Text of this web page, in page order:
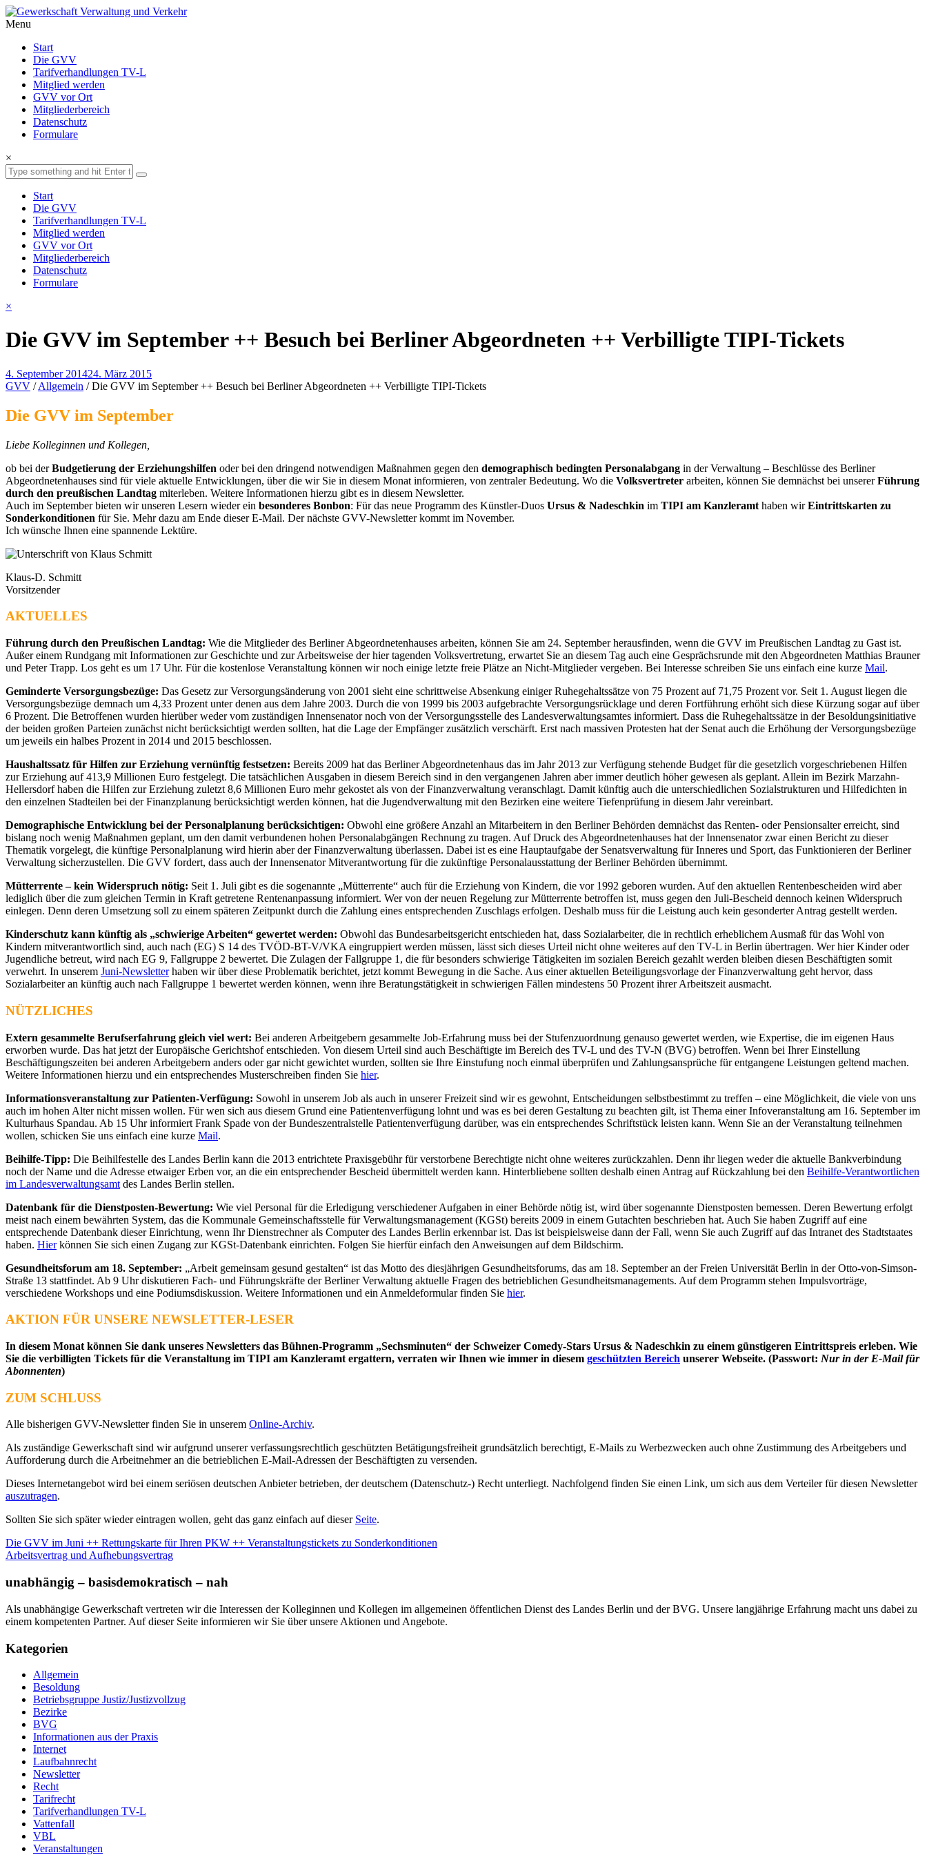
Menu
Start
Die GVV
Tarifverhandlungen TV-L
Mitglied werden
GVV vor Ort
Mitgliederbereich
Datenschutz
Formulare
×
Start
Die GVV
Tarifverhandlungen TV-L
Mitglied werden
GVV vor Ort
Mitgliederbereich
Datenschutz
Formulare
×
Die GVV im September ++ Besuch bei Berliner Abgeordneten ++ Verbilligte TIPI-Tickets
4. September 201424. März 2015
GVV /Allgemein /Die GVV im September ++ Besuch bei Berliner Abgeordneten ++ Verbilligte TIPI-Tickets
Die GVV im September
Liebe Kolleginnen und Kollegen,
ob bei derBudgetierung der Erziehungshilfen oder bei den dringend notwendigen Maßnahmen gegen den demographisch bedingten Personalabgang in der Verwaltung – Beschlüsse des Berliner
Abgeordnetenhauses sind für viele aktuelle Entwicklungen, über die wir Sie in diesem Monat informieren, von zentraler Bedeutung. Wo die Volksvertreter arbeiten, können Sie demnächst bei unsererFührung
durch den preußischen Landtag miterleben. Weitere Informationen hierzu gibt es in diesem Newsletter.
Auch im September bieten wir unseren Lesern wieder ein besonderes Bonbon: Für das neue Programm des Künstler-Duos Ursus & Nadeschkin im TIPI am Kanzleramt haben wirEintrittskarten zu
Sonderkonditionen für Sie. Mehr dazu am Ende dieser E-Mail. Der nächste GVV-Newsletter kommt im November.
Ich wünsche Ihnen eine spannende Lektüre.
Klaus-D. Schmitt
Vorsitzender
AKTUELLES
Führung durch den Preußischen Landtag: Wie die Mitglieder des Berliner Abgeordnetenhauses arbeiten, können Sie am 24. September herausfinden, wenn die GVV im Preußischen Landtag zu Gast ist.
Außer einem Rundgang mit Informationen zur Geschichte und zur Arbeitsweise der hier tagenden Volksvertretung, erwartet Sie an diesem Tag auch eine Gesprächsrunde mit den Abgeordneten Matthias Brauner
und Peter Trapp. Los geht es um 17 Uhr. Für die kostenlose Veranstaltung können wir noch einige letzte freie Plätze an Nicht-Mitglieder vergeben. Bei Interesse schreiben Sie uns einfach eine kurze Mail.
Geminderte Versorgungsbezüge: Das Gesetz zur Versorgungsänderung von 2001 sieht eine schrittweise Absenkung einiger Ruhegehaltssätze von 75 Prozent auf 71,75 Prozent vor. Seit 1. August liegen die
Versorgungsbezüge demnach um 4,33 Prozent unter denen aus dem Jahre 2003. Durch die von 1999 bis 2003 aufgebrachte Versorgungsrücklage und deren Fortführung erhöht sich diese Kürzung sogar auf über
6 Prozent. Die Betroffenen wurden hierüber weder vom zuständigen Innensenator noch von der Versorgungsstelle des Landesverwaltungsamtes informiert. Dass die Ruhegehaltssätze in der Besoldungsinitiative
der beiden großen Parteien zunächst nicht berücksichtigt werden sollten, hat die Lage der Empfänger zusätzlich verschärft. Erst nach massiven Protesten hat der Senat auch die Erhöhung der Versorgungsbezüge
um jeweils ein halbes Prozent in 2014 und 2015 beschlossen.
Haushaltssatz für Hilfen zur Erziehung vernünftig festsetzen: Bereits 2009 hat das Berliner Abgeordnetenhaus das im Jahr 2013 zur Verfügung stehende Budget für die gesetzlich vorgeschriebenen Hilfen
zur Erziehung auf 413,9 Millionen Euro festgelegt. Die tatsächlichen Ausgaben in diesem Bereich sind in den vergangenen Jahren aber immer deutlich höher gewesen als geplant. Allein im Bezirk Marzahn-
Hellersdorf haben die Hilfen zur Erziehung zuletzt 8,6 Millionen Euro mehr gekostet als von der Finanzverwaltung veranschlagt. Damit künftig auch die unterschiedlichen Sozialstrukturen und Hilfedichten in
den einzelnen Stadteilen bei der Finanzplanung berücksichtigt werden können, hat die Jugendverwaltung mit den Bezirken eine weitere Tiefenprüfung in diesem Jahr vereinbart.
Demographische Entwicklung bei der Personalplanung berücksichtigen: Obwohl eine größere Anzahl an Mitarbeitern in den Berliner Behörden demnächst das Renten- oder Pensionsalter erreicht, sind
bislang noch wenig Maßnahmen geplant, um den damit verbundenen hohen Personalabgängen Rechnung zu tragen. Auf Druck des Abgeordnetenhauses hat der Innensenator zwar einen Bericht zu dieser
Thematik vorgelegt, die künftige Personalplanung wird hierin aber der Finanzverwaltung überlassen. Dabei ist es eine Hauptaufgabe der Senatsverwaltung für Inneres und Sport, das Funktionieren der Berliner
Verwaltung sicherzustellen. Die GVV fordert, dass auch der Innensenator Mitverantwortung für die zukünftige Personalausstattung der Berliner Behörden übernimmt.
Mütterrente – kein Widerspruch nötig: Seit 1. Juli gibt es die sogenannte „Mütterrente“ auch für die Erziehung von Kindern, die vor 1992 geboren wurden. Auf den aktuellen Rentenbescheiden wird aber
lediglich über die zum gleichen Termin in Kraft getretene Rentenanpassung informiert. Wer von der neuen Regelung zur Mütterrente betroffen ist, muss gegen den Juli-Bescheid dennoch keinen Widerspruch
einlegen. Denn deren Umsetzung soll zu einem späteren Zeitpunkt durch die Zahlung eines entsprechenden Zuschlags erfolgen. Deshalb muss für die Leistung auch kein gesonderter Antrag gestellt werden.
Kinderschutz kann künftig als „schwierige Arbeiten“ gewertet werden: Obwohl das Bundesarbeitsgericht entschieden hat, dass Sozialarbeiter, die in rechtlich erheblichem Ausmaß für das Wohl von
Kindern mitverantwortlich sind, auch nach (EG) S 14 des TVÖD-BT-V/VKA eingruppiert werden müssen, lässt sich dieses Urteil nicht ohne weiteres auf den TV-L in Berlin übertragen. Wer hier Kinder oder
Jugendliche betreut, wird nach EG 9, Fallgruppe 2 bewertet. Die Zulagen der Fallgruppe 1, die für besonders schwierige Tätigkeiten im sozialen Bereich gezahlt werden bleiben diesen Beschäftigten somit
verwehrt. In unserem Juni-Newsletterhaben wir über diese Problematik berichtet, jetzt kommt Bewegung in die Sache. Aus einer aktuellen Beteiligungsvorlage der Finanzverwaltung geht hervor, dass
Sozialarbeiter an künftig auch nach Fallgruppe 1 bewertet werden können, wenn ihre Beratungstätigkeit in schwierigen Fällen mindestens 50 Prozent ihrer Arbeitszeit ausmacht.
NÜTZLICHES
Extern gesammelte Berufserfahrung gleich viel wert: Bei anderen Arbeitgebern gesammelte Job-Erfahrung muss bei der Stufenzuordnung genauso gewertet werden, wie Expertise, die im eigenen Haus
erworben wurde. Das hat jetzt der Europäische Gerichtshof entschieden. Von diesem Urteil sind auch Beschäftigte im Bereich des TV-L und des TV-N (BVG) betroffen. Wenn bei Ihrer Einstellung
Beschäftigungszeiten bei anderen Arbeitgebern anders oder gar nicht gewichtet wurden, sollten sie Ihre Einstufung noch einmal überprüfen und Zahlungsansprüche für entgangene Leistungen geltend machen.
Weitere Informationen hierzu und ein entsprechendes Musterschreiben finden Sie hier.
Informationsveranstaltung zur Patienten-Verfügung: Sowohl in unserem Job als auch in unserer Freizeit sind wir es gewohnt, Entscheidungen selbstbestimmt zu treffen – eine Möglichkeit, die viele von uns
auch im hohen Alter nicht missen wollen. Für wen sich aus diesem Grund eine Patientenverfügung lohnt und was es bei deren Gestaltung zu beachten gilt, ist Thema einer Infoveranstaltung am 16. September im
Kulturhaus Spandau. Ab 15 Uhr informiert Frank Spade von der Bundeszentralstelle Patientenverfügung darüber, was ein entsprechendes Schriftstück leisten kann. Wenn Sie an der Veranstaltung teilnehmen
wollen, schicken Sie uns einfach eine kurze Mail.
Beihilfe-Tipp: Die Beihilfestelle des Landes Berlin kann die 2013 entrichtete Praxisgebühr für verstorbene Berechtigte nicht ohne weiteres zurückzahlen. Denn ihr liegen weder die aktuelle Bankverbindung
noch der Name und die Adresse etwaiger Erben vor, an die ein entsprechender Bescheid übermittelt werden kann. Hinterbliebene sollten deshalb einen Antrag auf Rückzahlung bei den Beihilfe-Verantwortlichen
im Landesverwaltungsamt des Landes Berlin stellen.
Datenbank für die Dienstposten-Bewertung: Wie viel Personal für die Erledigung verschiedener Aufgaben in einer Behörde nötig ist, wird über sogenannte Dienstposten bemessen. Deren Bewertung erfolgt
meist nach einem bewährten System, das die Kommunale Gemeinschaftsstelle für Verwaltungsmanagement (KGSt) bereits 2009 in einem Gutachten beschrieben hat. Auch Sie haben Zugriff auf eine
entsprechende Datenbank dieser Einrichtung, wenn Ihr Dienstrechner als Computer des Landes Berlin erkennbar ist. Das ist beispielsweise dann der Fall, wenn Sie auch Zugriff auf das Intranet des Stadtstaates
haben. Hierkönnen Sie sich einen Zugang zur KGSt-Datenbank einrichten. Folgen Sie hierfür einfach den Anweisungen auf dem Bildschirm.
Gesundheitsforum am 18. September: „Arbeit gemeinsam gesund gestalten“ ist das Motto des diesjährigen Gesundheitsforums, das am 18. September an der Freien Universität Berlin in der Otto-von-Simson-
Straße 13 stattfindet. Ab 9 Uhr diskutieren Fach- und Führungskräfte der Berliner Verwaltung aktuelle Fragen des betrieblichen Gesundheitsmanagements. Auf dem Programm stehen Impulsvorträge,
verschiedene Workshops und eine Podiumsdiskussion. Weitere Informationen und ein Anmeldeformular finden Sie hier.
AKTION FÜR UNSERE NEWSLETTER-LESER
In diesem Monat können Sie dank unseres Newsletters das Bühnen-Programm „Sechsminuten“ der Schweizer Comedy-Stars Ursus & Nadeschkin zu einem günstigeren Eintrittspreis erleben. Wie
Sie die verbilligten Tickets für die Veranstaltung im TIPI am Kanzleramt ergattern, verraten wir Ihnen wie immer in diesem geschützten Bereich unserer Webseite. (Passwort: Nur in der E-Mail für
Abonnenten)
ZUM SCHLUSS
Alle bisherigen GVV-Newsletter finden Sie in unserem Online-Archiv.
Als zuständige Gewerkschaft sind wir aufgrund unserer verfassungsrechtlich geschützten Betätigungsfreiheit grundsätzlich berechtigt, E-Mails zu Werbezwecken auch ohne Zustimmung des Arbeitgebers und
Aufforderung durch die Arbeitnehmer an die betrieblichen E-Mail-Adressen der Beschäftigten zu versenden.
Dieses Internetangebot wird bei einem seriösen deutschen Anbieter betrieben, der deutschem (Datenschutz-) Recht unterliegt. Nachfolgend finden Sie einen Link, um sich aus dem Verteiler für diesen Newsletter
auszutragen.
Sollten Sie sich später wieder eintragen wollen, geht das ganz einfach auf dieser Seite.
Beitragsnavigation
Die GVV im Juni ++ Rettungskarte für Ihren PKW ++ Veranstaltungstickets zu Sonderkonditionen
Arbeitsvertrag und Aufhebungsvertrag
unabhängig – basisdemokratisch – nah
Als unabhängige Gewerkschaft vertreten wir die Interessen der Kolleginnen und Kollegen im allgemeinen öffentlichen Dienst des Landes Berlin und der BVG. Unsere langjährige Erfahrung macht uns dabei zu
einem kompetenten Partner. Auf dieser Seite informieren wir Sie über unsere Aktionen und Angebote.
Kategorien
Allgemein
Besoldung
Betriebsgruppe Justiz/Justizvollzug
Bezirke
BVG
Informationen aus der Praxis
Internet
Laufbahnrecht
Newsletter
Recht
Tarifrecht
Tarifverhandlungen TV-L
Vattenfall
VBL
Veranstaltungen